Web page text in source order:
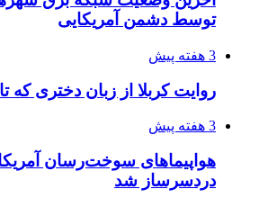
توسط دشمن آمریکایی
3 هفته پیش
روایت کربلا از زبان دختری که
3 هفته پیش
هواپیماهای سوخت‌رسان
دردسرساز شد